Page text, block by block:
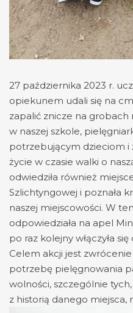
27 października 2023 r.
opiekunem udali się na
zapalić znicze na grobach
w naszej szkole,
potrzebującym dzieciom i
życie w czasie walki o
odwiedziła również
Szlichtyngowej i poznała
naszej miejscowości. W
odpowiedziała na apel
po raz kolejny włączyła się
Celem akcji jest
potrzebę pielęgnowania
wolności, szczególnie
z historią danego miejsca,